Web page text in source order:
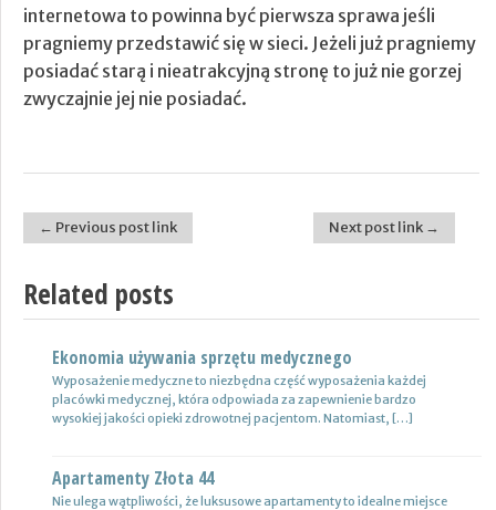
internetowa to powinna być pierwsza sprawa jeśli
pragniemy przedstawić się w sieci. Jeżeli już pragniemy
posiadać starą i nieatrakcyjną stronę to już nie gorzej
zwyczajnie jej nie posiadać.
Post navigation
← Previous post link Next post link →
Related posts
Ekonomia używania sprzętu medycznego
Wyposażenie medyczne to niezbędna część wyposażenia każdej
placówki medycznej, która odpowiada za zapewnienie bardzo
wysokiej jakości opieki zdrowotnej pacjentom. Natomiast, […]
Apartamenty Złota 44
Nie ulega wątpliwości, że luksusowe apartamenty to idealne miejsce
Nowoczesne lampy
Nie ulega wątpliwości, że do pojazdów powinno być dobrane
oświetlenie wysokiej jakości, które zapewni wysoki poziom
bezpieczeństwa oraz podniesie komfort […]
Wynajem samochodów i naczep – usługi
Z całą pewnością firmy transportowe spedycyjne czy także